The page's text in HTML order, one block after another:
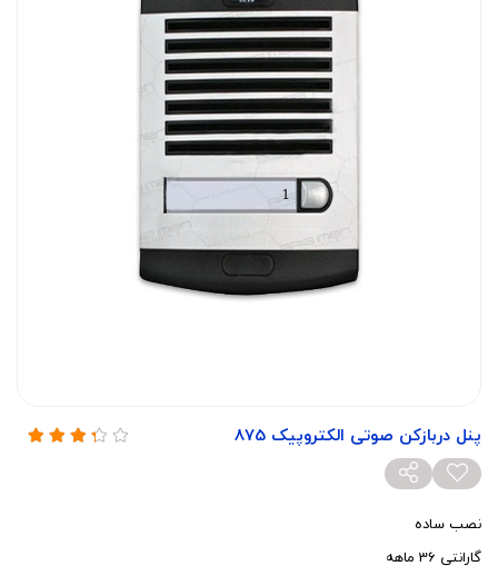
پنل دربازکن صوتی الکتروپیک 875
نصب ساده
گارانتی 36 ماهه